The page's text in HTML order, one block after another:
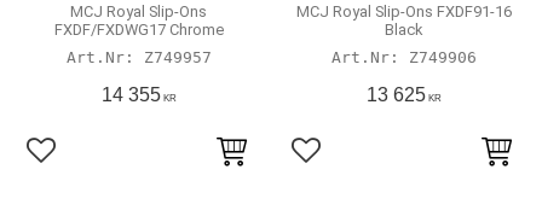
MCJ Royal Slip-Ons
FXDF/FXDWG17 Chrome
Z749957
14 355KR
Lägg till i favoriter
MCJ Royal Slip-Ons FXDF91-16
Black
Z749906
13 625KR
Lägg till i favoriter